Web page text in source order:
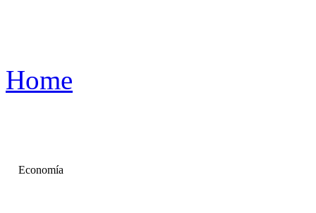
Home
Economía